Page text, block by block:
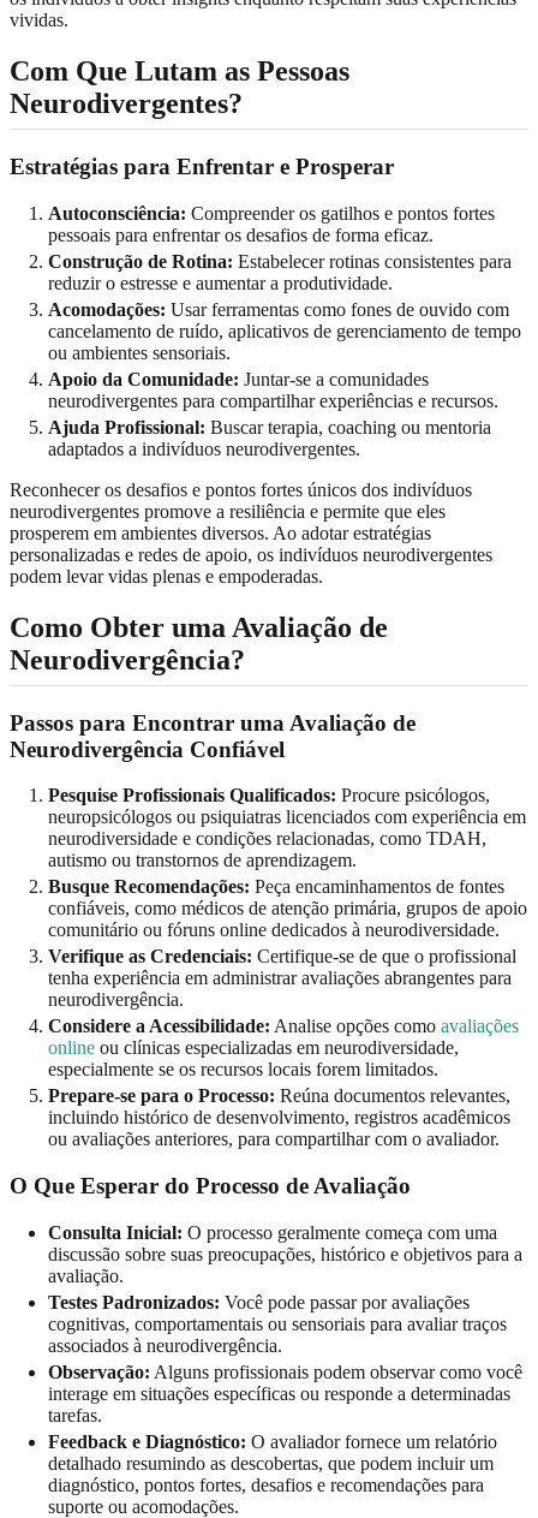
vividas.
Com Que Lutam as Pessoas
Neurodivergentes?
Estratégias para Enfrentar e Prosperar
Autoconsciência: Compreender os gatilhos e pontos fortes
pessoais para enfrentar os desafios de forma eficaz.
Construção de Rotina: Estabelecer rotinas consistentes para
reduzir o estresse e aumentar a produtividade.
Acomodações: Usar ferramentas como fones de ouvido com
cancelamento de ruído, aplicativos de gerenciamento de tempo
ou ambientes sensoriais.
Apoio da Comunidade: Juntar-se a comunidades
neurodivergentes para compartilhar experiências e recursos.
Ajuda Profissional: Buscar terapia, coaching ou mentoria
adaptados a indivíduos neurodivergentes.
Reconhecer os desafios e pontos fortes únicos dos indivíduos
neurodivergentes promove a resiliência e permite que eles
prosperem em ambientes diversos. Ao adotar estratégias
personalizadas e redes de apoio, os indivíduos neurodivergentes
podem levar vidas plenas e empoderadas.
Como Obter uma Avaliação de
Neurodivergência?
Passos para Encontrar uma Avaliação de
Neurodivergência Confiável
Pesquise Profissionais Qualificados: Procure psicólogos,
neuropsicólogos ou psiquiatras licenciados com experiência em
neurodiversidade e condições relacionadas, como TDAH,
autismo ou transtornos de aprendizagem.
Busque Recomendações: Peça encaminhamentos de fontes
confiáveis, como médicos de atenção primária, grupos de apoio
comunitário ou fóruns online dedicados à neurodiversidade.
Verifique as Credenciais: Certifique-se de que o profissional
tenha experiência em administrar avaliações abrangentes para
neurodivergência.
Considere a Acessibilidade: Analise opções como avaliações
online ou clínicas especializadas em neurodiversidade,
especialmente se os recursos locais forem limitados.
Prepare-se para o Processo: Reúna documentos relevantes,
incluindo histórico de desenvolvimento, registros acadêmicos
ou avaliações anteriores, para compartilhar com o avaliador.
O Que Esperar do Processo de Avaliação
Consulta Inicial: O processo geralmente começa com uma
discussão sobre suas preocupações, histórico e objetivos para a
avaliação.
Testes Padronizados: Você pode passar por avaliações
cognitivas, comportamentais ou sensoriais para avaliar traços
associados à neurodivergência.
Observação: Alguns profissionais podem observar como você
interage em situações específicas ou responde a determinadas
tarefas.
Feedback e Diagnóstico: O avaliador fornece um relatório
detalhado resumindo as descobertas, que podem incluir um
diagnóstico, pontos fortes, desafios e recomendações para
suporte ou acomodações.